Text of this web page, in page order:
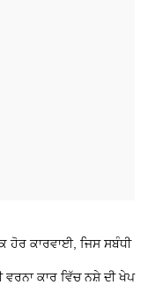
ਹੋਰ ਕਾਰਵਾਈ, ਜਿਸ ਸਬੰਧੀ
ਕਾਰ ਵਿੱਚ ਨਸ਼ੇ ਦੀ ਖੇਪ